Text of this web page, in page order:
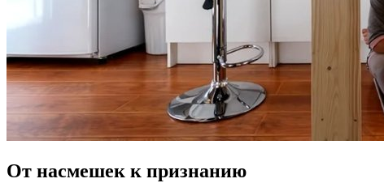
От насмешек к признанию